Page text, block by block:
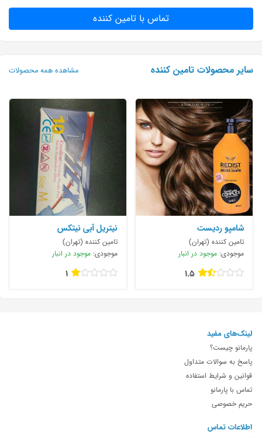
تماس با تامین کننده
سایر محصولات تامین کننده مشاهده همه محصولات
شامپو ردیست
تامین کننده (تهران)
موجودی: موجود در انبار
1.5
نیتریل آبی نیتکس
تامین کننده (تهران)
موجودی: موجود در انبار
1
لینک‌های مفید
پارمانو چیست؟
پاسخ به سوالات متداول
قوانین و شرایط استفاده
تماس با پارمانو
حریم خصوصی
اطلاعات تماس